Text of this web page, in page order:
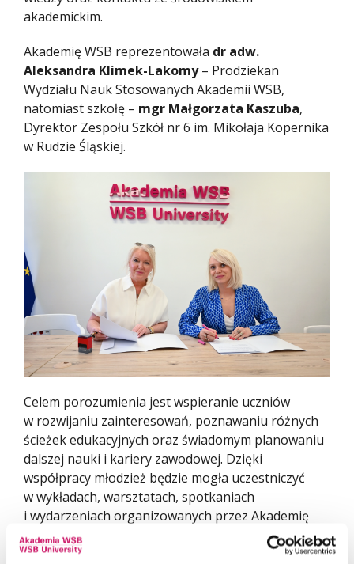
akademickim.
Akademię WSB reprezentowała dr adw.
Aleksandra Klimek-Lakomy– Prodziekan
Wydziału Nauk Stosowanych Akademii WSB,
natomiast szkołę – mgr Małgorzata Kaszuba,
Dyrektor Zespołu Szkół nr 6 im. Mikołaja Kopernika
w Rudzie Śląskiej.
Celem porozumienia jest wspieranie uczniów
w rozwijaniu zainteresowań, poznawaniu różnych
ścieżek edukacyjnych oraz świadomym planowaniu
dalszej nauki i kariery zawodowej. Dzięki
współpracy młodzież będzie mogła uczestniczyć
w wykładach, warsztatach, spotkaniach
i wydarzeniach organizowanych przez Akademię
WSB. Uczniowie zyskają również możliwość
kontaktu z kadrą akademicką oraz poznania